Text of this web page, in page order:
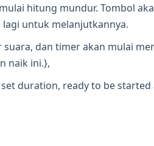
hitung mundur. Tombol
lagi untuk melanjutkannya.
suara, dan timer akan mulai
naik ini.},
duration, ready to be